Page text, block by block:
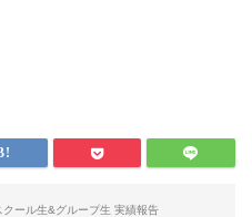
ール生&グループ生 実績報告